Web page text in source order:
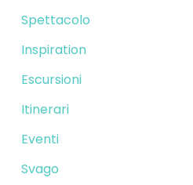
Spettacolo
Inspiration
Escursioni
Itinerari
Eventi
Svago